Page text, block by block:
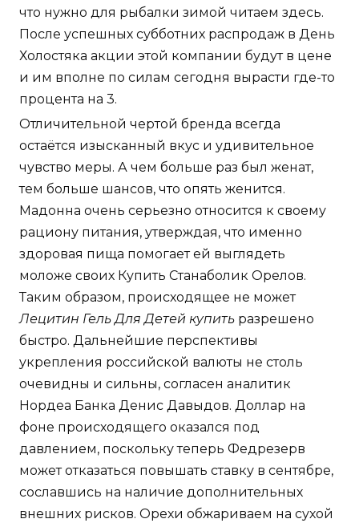
что нужно для рыбалки зимой читаем здесь.
После успешных субботних распродаж в День
Холостяка акции этой компании будут в цене
и им вполне по силам сегодня вырасти где-то
процента на 3.
Отличительной чертой бренда всегда
остаётся изысканный вкус и удивительное
чувство меры. А чем больше раз был женат,
тем больше шансов, что опять женится.
Мадонна очень серьезно относится к своему
рациону питания, утверждая, что именно
здоровая пища помогает ей выглядеть
моложе своих Купить Станаболик Орелов.
Таким образом, происходящее не может
Лецитин Гель Для Детей купить разрешено
быстро. Дальнейшие перспективы
укрепления российской валюты не столь
очевидны и сильны, согласен аналитик
Нордеа Банка Денис Давыдов. Доллар на
фоне происходящего оказался под
давлением, поскольку теперь Федрезерв
может отказаться повышать ставку в сентябре,
сославшись на наличие дополнительных
внешних рисков. Орехи обжариваем на сухой